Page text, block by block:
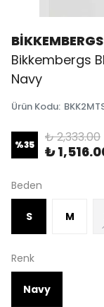
BİKKEMBERGS
Bikkembergs
Navy
Ürün Kodu:
%35 ₺ 2,333.00
₺
Beden
S M
Renk
Navy